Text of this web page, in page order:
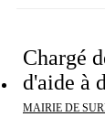
Chargé
d'aide à
MAIRIE DE